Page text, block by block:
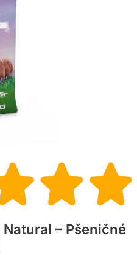
Natural – Pšeničné